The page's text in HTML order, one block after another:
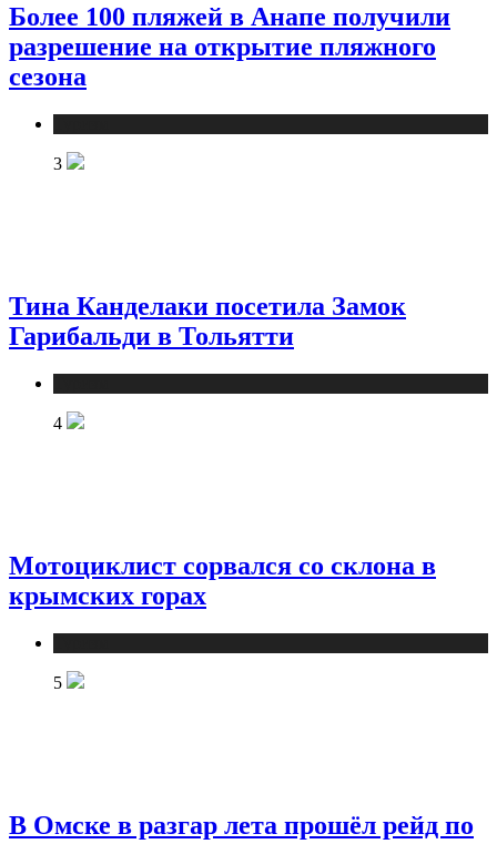
Более 100 пляжей в Анапе получили
разрешение на открытие пляжного
сезона
3
Тина Канделаки посетила Замок
Гарибальди в Тольятти
4
Мотоциклист сорвался со склона в
крымских горах
5
В Омске в разгар лета прошёл рейд по